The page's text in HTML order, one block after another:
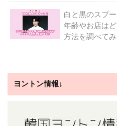
白と黒のスプ
年齢やお店は
方法を調べてみ
ヨントン情報↓